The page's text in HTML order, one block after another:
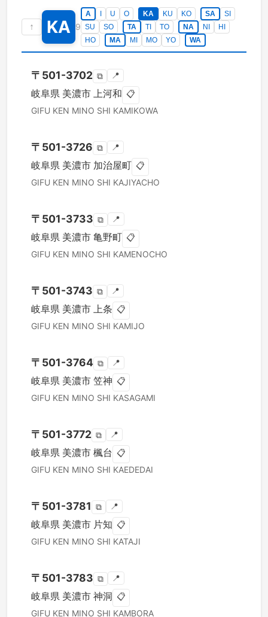
↑ KA 9
A U O KA KU KO SA
SI
SU
SO TA TI TO NA NI
HI
HO
MA MI MO YO WA
〒 501-3702 ⧉ 📍
岐阜県 美濃市 上河和 📋
GIFU KEN MINO SHI KAMIKOWA
〒 501-3726 ⧉ 📍
岐阜県 美濃市 加治屋町 📋
GIFU KEN MINO SHI KAJIYACHO
〒 501-3733 ⧉ 📍
岐阜県 美濃市 亀野町 📋
GIFU KEN MINO SHI KAMENOCHO
〒 501-3743 ⧉ 📍
岐阜県 美濃市 上条 📋
GIFU KEN MINO SHI KAMIJO
〒 501-3764 ⧉ 📍
岐阜県 美濃市 笠神 📋
GIFU KEN MINO SHI KASAGAMI
〒 501-3772 ⧉ 📍
岐阜県 美濃市 楓台 📋
GIFU KEN MINO SHI KAEDEDAI
〒 501-3781 ⧉ 📍
岐阜県 美濃市 片知 📋
GIFU KEN MINO SHI KATAJI
〒 501-3783 ⧉ 📍
岐阜県 美濃市 神洞 📋
GIFU KEN MINO SHI KAMBORA